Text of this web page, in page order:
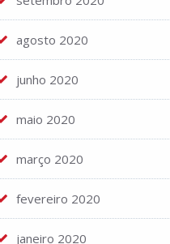
agosto 2020
junho 2020
maio 2020
março 2020
fevereiro 2020
janeiro 2020